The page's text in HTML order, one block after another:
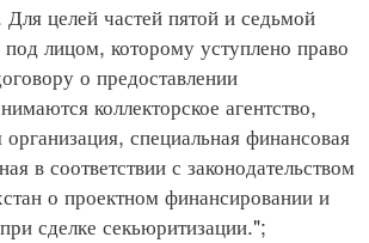
целей частей пятой и седьмой
под лицом, которому уступлено право
о предоставлении
коллекторское агентство,
специальная финансовая
в соответствии с законодательством
о проектном финансировании и
сделке секьюритизации.";